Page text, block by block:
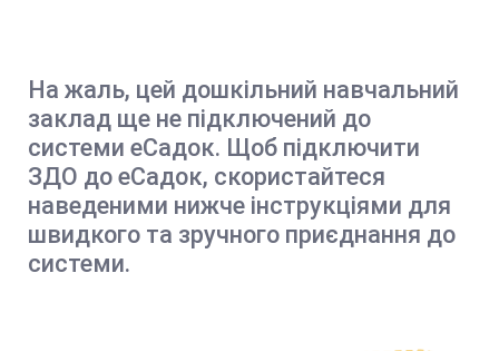
На жаль, цей дошкільний навчальний
заклад ще не підключений до
системи еСадок. Щоб підключити
ЗДО до еСадок, скористайтеся
наведеними нижче інструкціями для
швидкого та зручного приєднання до
системи.